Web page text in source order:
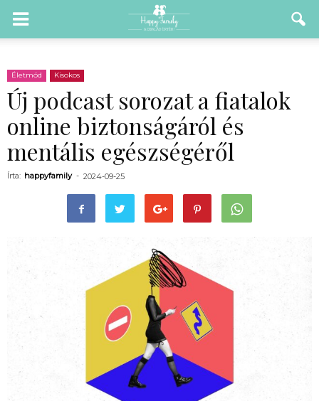
Életmód Kisokos
Új podcast sorozat a fiatalok
online biztonságáról és
mentális egészségéről
Írta: happyfamily - 2024-09-25